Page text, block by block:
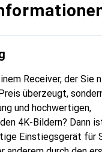
Receiver, der Sie
überzeugt,
und hochwertigen,
4K-Bildern? Dann
Einstiegsgerät für